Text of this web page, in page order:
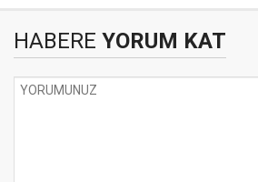
HABERE YORUM KAT